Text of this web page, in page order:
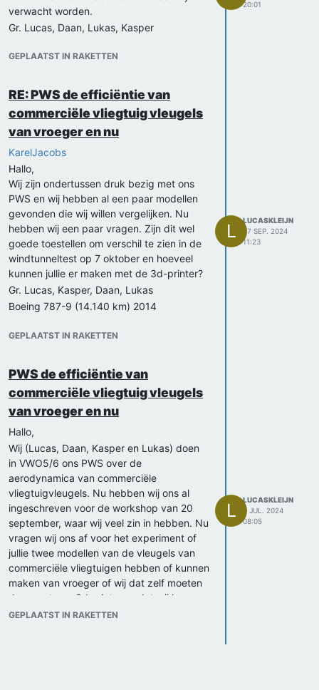
verwacht worden.
Gr. Lucas, Daan, Lukas, Kasper
GEPLAATST IN RAKETTEN
20:01
RE: PWS de efficiëntie van
commerciële vliegtuig vleugels
van vroeger en nu
KarelJacobs
Hallo,
Wij zijn ondertussen druk bezig met ons
PWS en wij hebben al een paar modellen
gevonden die wij willen vergelijken. Nu
hebben wij een paar vragen. Zijn dit wel
goede toestellen om verschil te zien in de
windtunneltest op 7 oktober en hoeveel
kunnen jullie er maken met de 3d-printer?
Gr. Lucas, Kasper, Daan, Lukas
Boeing 787-9 (14.140 km) 2014
dreamliner-4
https://grabcad.com/library/airbus-a350-
xwb-3
Boeing 747-800i (15.000 km) 2005
https://grabcad.com/library/boeing-747-
8i-1
Airbus a380 (14.800 km) 2005
https://grabcad.com/library/airbus-380-
overall-design-1
Airbus a330-200 (13.450 km) 1997
https://grabcad.com/library/a330-200-1
Airbus a330-800 neo (15.970 km) 2017
https://grabcad.com/library/airbus-a330-
900-neo-1
GEPLAATST IN RAKETTEN
L
LUCASKLEIJN
27 SEP. 2024
11:23
PWS de efficiëntie van
commerciële vliegtuig vleugels
van vroeger en nu
Hallo,
Wij (Lucas, Daan, Kasper en Lukas) doen
in VWO5/6 ons PWS over de
aerodynamica van commerciële
vliegtuigvleugels. Nu hebben wij ons al
ingeschreven voor de workshop van 20
september, waar wij veel zin in hebben. Nu
vragen wij ons af voor het experiment of
jullie twee modellen van de vleugels van
commerciële vliegtuigen hebben of kunnen
maken van vroeger of wij dat zelf moeten
doen met een 3d printer, zodat wij kunnen
testen en vergelijken hoe de vleugel van
GEPLAATST IN RAKETTEN
L
LUCASKLEIJN
9 JUL. 2024
08:05